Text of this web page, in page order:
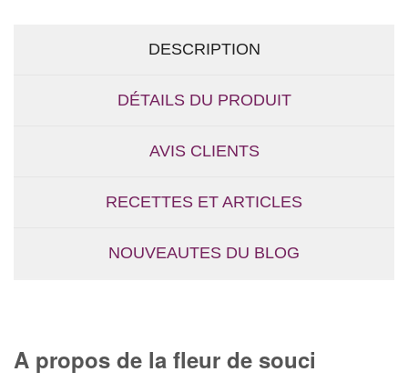
DESCRIPTION
DÉTAILS DU PRODUIT
AVIS CLIENTS
RECETTES ET ARTICLES
NOUVEAUTES DU BLOG
A propos de la fleur de souci